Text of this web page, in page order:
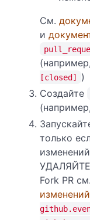
См.
и
(например,
[closed]
)
Создайте
(например,
только
Fork PR